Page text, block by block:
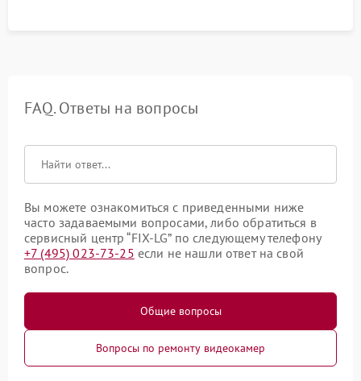
FAQ. Ответы на вопросы
Вы можете ознакомиться с приведенными ниже
часто задаваемыми вопросами, либо обратиться в
сервисный центр “FIX-LG” по следующему телефону
+7 (495) 023-73-25 если не нашли ответ на свой
вопрос.
Общие вопросы
Вопросы по ремонту видеокамер